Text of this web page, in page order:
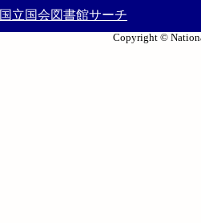
国立国会図書館サーチ
Copyright ©